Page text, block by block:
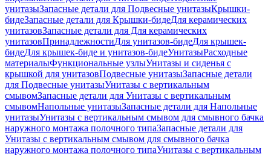
унитазыЗапасные детали для Подвесные унитазыКрышки-
бидеЗапасные детали для Крышки-бидеДля керамических
унитазовЗапасные детали для Для керамических
унитазовПринадлежностиДля унитазов-бидеДля крышек-
бидеДля крышек-биде и унитазов-бидеУнитазыРасходные
материалыФункциональные узлыУнитазы и сиденья с
крышкой для унитазовПодвесные унитазыЗапасные детали
для Подвесные унитазыУнитазы с вертикальным
смывомЗапасные детали для Унитазы с вертикальным
смывомНапольные унитазыЗапасные детали для Напольные
унитазыУнитазы с вертикальным смывом для смывного бачка
наружного монтажа полочного типаЗапасные детали для
Унитазы с вертикальным смывом для смывного бачка
наружного монтажа полочного типаУнитазы с вертикальным